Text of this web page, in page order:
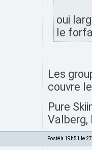
oui
le
Les
couvre
Pure
Valberg,
Posté à 19h51 le